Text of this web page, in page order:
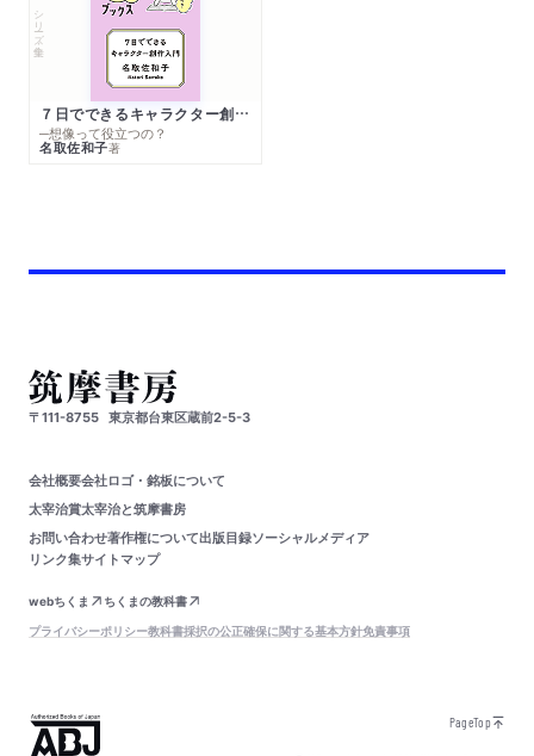
シリーズ・全集
７日でできるキャラクター創作入門
─想像って役立つの？
名取佐和子著
〒111-8755 東京都台東区蔵前2-5-3
会社概要会社ロゴ・銘板について
太宰治賞太宰治と筑摩書房
お問い合わせ著作権について出版目録ソーシャルメディア
リンク集サイトマップ
webちくま
ちくまの教科書
プライバシーポリシー教科書採択の公正確保に関する基本方針免責事項
PageTop